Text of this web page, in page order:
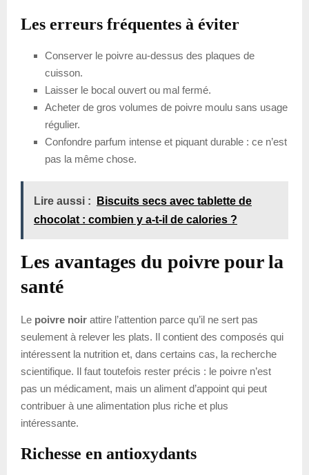
Les erreurs fréquentes à éviter
Conserver le poivre au-dessus des plaques de
cuisson.
Laisser le bocal ouvert ou mal fermé.
Acheter de gros volumes de poivre moulu sans usage
régulier.
Confondre parfum intense et piquant durable : ce n’est
pas la même chose.
Lire aussi :
Biscuits secs avec tablette de
chocolat : combien y a-t-il de calories ?
Les avantages du poivre pour la
santé
Le poivre noir attire l’attention parce qu’il ne sert pas
seulement à relever les plats. Il contient des composés qui
intéressent la nutrition et, dans certains cas, la recherche
scientifique. Il faut toutefois rester précis : le poivre n’est
pas un médicament, mais un aliment d’appoint qui peut
contribuer à une alimentation plus riche et plus
intéressante.
Richesse en antioxydants